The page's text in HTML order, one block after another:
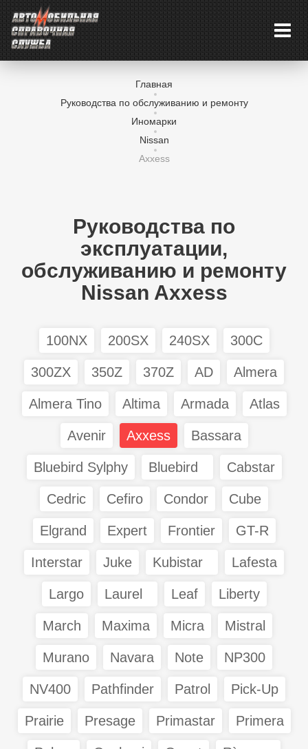
Главная
Руководства по обслуживанию и ремонту
Иномарки
Nissan
Axxess
Руководства по
эксплуатации,
обслуживанию и ремонту
Nissan Axxess
100NX 200SX 240SX 300C
300ZX 350Z 370Z AD Almera
Almera Tino Altima Armada Atlas
Avenir Axxess Bassara
Bluebird Sylphy Bluebird Cabstar
Cedric Cefiro Condor Cube
Elgrand Expert Frontier GT-R
Interstar Juke Kubistar Lafesta
Largo Laurel Leaf Liberty
March Maxima Micra Mistral
Murano Navara Note NP300
NV400 Pathfinder Patrol Pick-Up
Prairie Presage Primastar Primera